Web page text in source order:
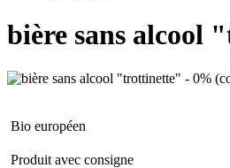
bière sans alcool
Bio européen
Produit avec consigne